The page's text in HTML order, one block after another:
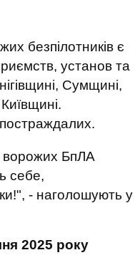
безпілотників є
установ та
Сумщині,
ворожих БпЛА
себе,
- наголошують у
2025 року